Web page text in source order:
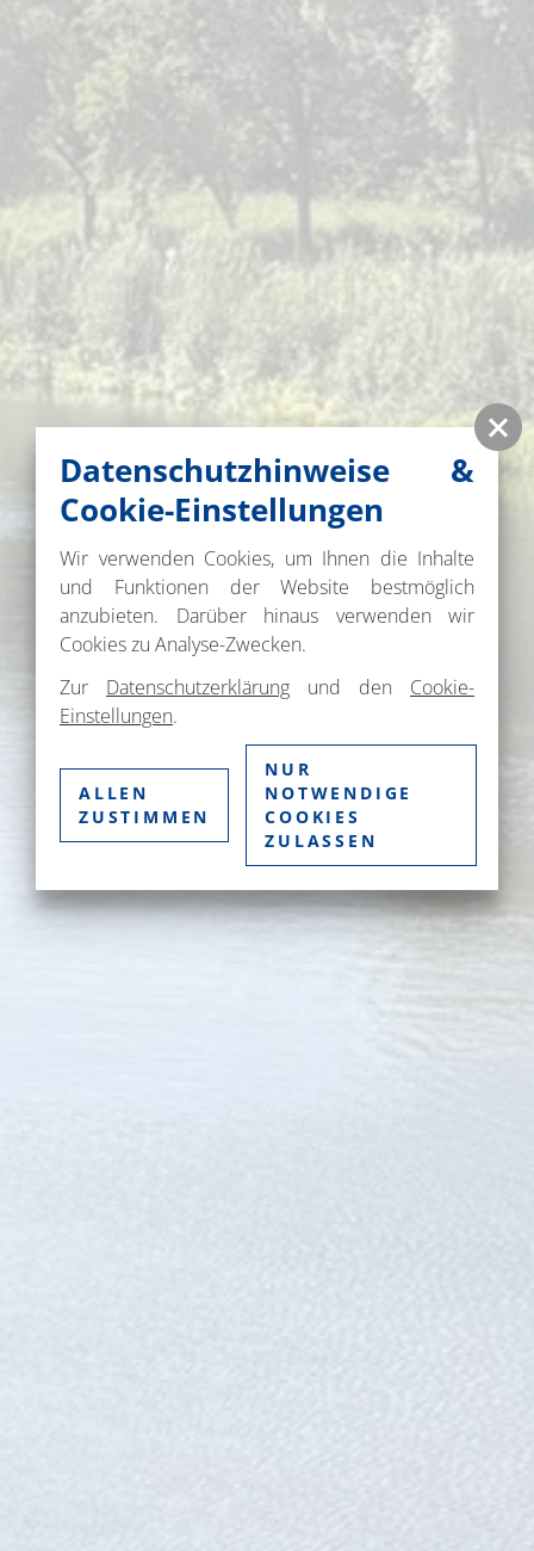
Datenschutzhinweise &
Cookie-Einstellungen
Wir verwenden Cookies, um Ihnen die Inhalte
und Funktionen der Website bestmöglich
anzubieten. Darüber hinaus verwenden wir
Cookies zu Analyse-Zwecken.
Zur Datenschutzerklärung und den Cookie-
Einstellungen.
ALLEN
ZUSTIMMEN
NUR
NOTWENDIGE
COOKIES
ZULASSEN